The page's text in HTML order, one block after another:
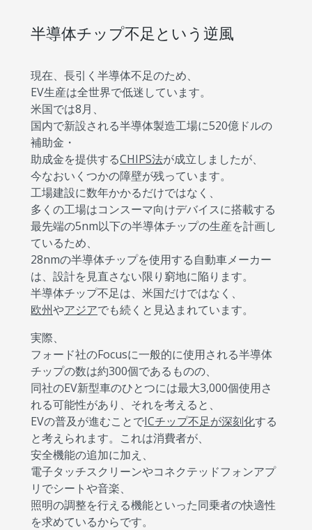
半導体チップ不足という逆風
現在、長引く半導体不足のため、
EV生産は全世界で低迷しています。
米国では8月、
国内で新設される半導体製造工場に520億ドルの
補助金・
助成金を提供するCHIPS法が成立しましたが、
今なおいくつかの障壁が残っています。
工場建設に数年かかるだけではなく、
多くの工場はコンスーマ向けデバイスに搭載する
最先端の5nm以下の半導体チップの生産を計画し
ているため、
28nmの半導体チップを使用する自動車メーカー
は、設計を見直さない限り窮地に陥ります。
半導体チップ不足は、米国だけではなく、
欧州やアジアでも続くと見込まれています。
実際、
フォード社のFocusに一般的に使用される半導体
チップの数は約300個であるものの、
同社のEV新型車のひとつには最大3,000個使用さ
れる可能性があり、それを考えると、
EVの普及が進むことでICチップ不足が深刻化する
と考えられます。これは消費者が、
安全機能の追加に加え、
電子タッチスクリーンやコネクテッドフォンアプ
リでシートや音楽、
照明の調整を行える機能といった同乗者の快適性
を求めているからです。